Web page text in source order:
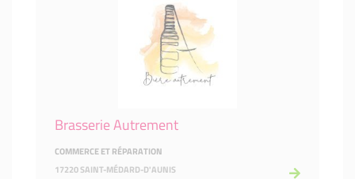
Brasserie Autrement
COMMERCE ET RÉPARATION
17220 SAINT-MÉDARD-D'AUNIS